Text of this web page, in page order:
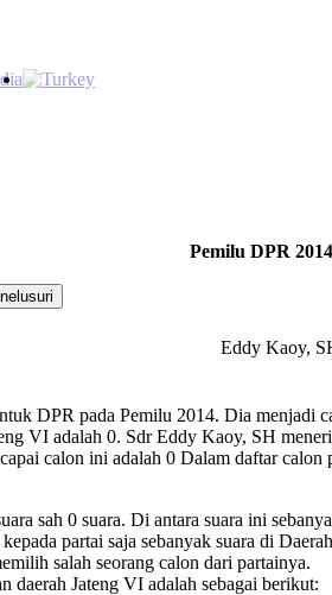
Pemilu DPR 2014
Eddy Kaoy,
DPR pada Pemilu 2014. Dia menjadi
VI adalah 0. Sdr Eddy Kaoy, SH
calon ini adalah 0 Dalam daftar
sah 0 suara. Di antara suara ini
partai saja sebanyak suara di
salah seorang calon dari partainya.
Jateng VI adalah sebagai berikut: